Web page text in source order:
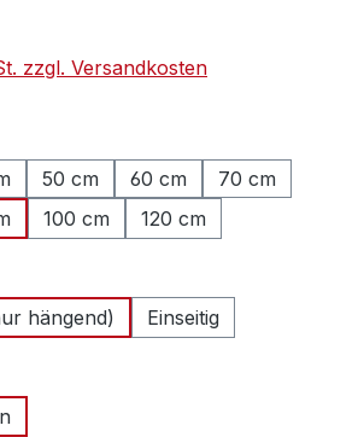
zzgl. Versandkosten
50 cm 60 cm
70 cm
100 cm 120 cm
hängend)
Einseitig